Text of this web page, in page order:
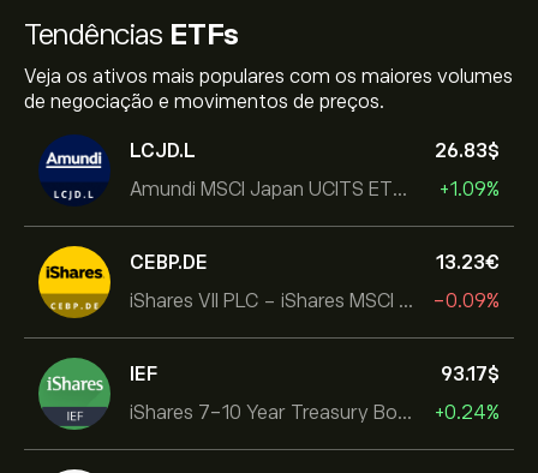
Tendências ETFs
Veja os ativos mais populares com os maiores volumes
de negociação e movimentos de preços.
LCJD.L
Amundi MSCI Japan UCITS ETF Acc
26.83‎$‎
+1.09%
CEBP.DE
iShares VII PLC - iShares MSCI EMU USD Hedged UCITS ETF
13.23‎€‎
-0.09%
IEF
iShares 7-10 Year Treasury Bond ETF
93.17‎$‎
+0.24%